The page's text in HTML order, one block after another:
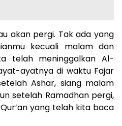
akan pergi. Tak ada yang
kecuali malam dan
telah meninggalkan Al-
ayatnya di waktu Fajar
Ashar, siang malam
setelah Ramadhan pergi,
yang telah kita baca